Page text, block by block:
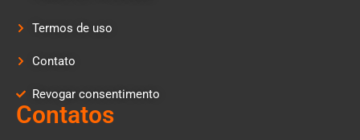
Termos de uso
Contato
Revogar consentimento
Contatos